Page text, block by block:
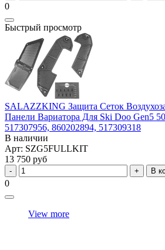
0
Быстрый просмотр
SALAZZKING Защита Сеток
Панели Вариатора Для Ski Doo Gen5
517307956, 860202894, 517309318
В наличии
Арт: SZG5FULLKIT
13 750 руб
В
0
View more